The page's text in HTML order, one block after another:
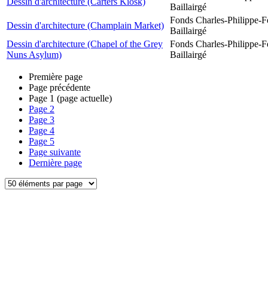
Baillairgé
Dessin d'architecture (Champlain Market)
Fonds Charles-Philippe-
Baillairgé
Dessin d'architecture (Chapel of the Grey
Nuns Asylum)
Fonds Charles-Philippe-
Baillairgé
Première page
Page précédente
Page 1 (page actuelle)
Page 2
Page 3
Page 4
Page 5
Page suivante
Dernière page